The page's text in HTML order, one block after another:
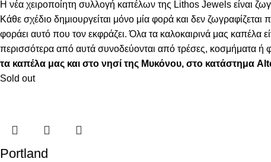
Η νέα χειροποίητη συλλογή καπέλων της Lithos Jewels είναι
Κάθε σχέδιο δημιουργείται μόνο μία φορά και δεν
φοράει αυτό που τον εκφράζει. Όλα τα καλοκαιρινά μας
περισσότερα από αυτά συνοδεύονται από τρέσες, κοσμήματα ή
τα καπέλα μας και στο νησί της Μυκόνου, στο κατάστημα
Sold out
Portland